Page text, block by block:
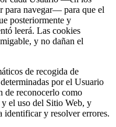
para navegar— para que el
posteriormente y
leerá. Las cookies
y no dañan el
de recogida de
por el Usuario
de reconocerlo como
el uso del Sitio Web, y
identificar y resolver errores.